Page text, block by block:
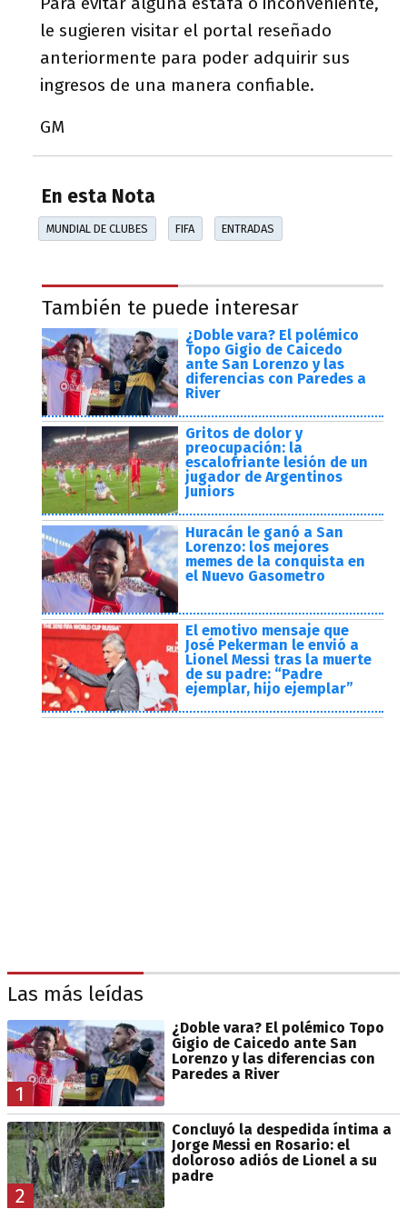
le sugieren visitar el portal reseñado
anteriormente para poder adquirir sus
ingresos de una manera confiable.
GM
En esta Nota
MUNDIAL DE CLUBES FIFA ENTRADAS
También te puede interesar
¿Doble vara? El polémico
Topo Gigio de Caicedo
ante San Lorenzo y las
diferencias con Paredes a
River
Gritos de dolor y
preocupación: la
escalofriante lesión de un
jugador de Argentinos
Juniors
Huracán le ganó a San
Lorenzo: los mejores
memes de la conquista en
el Nuevo Gasometro
El emotivo mensaje que
José Pekerman le envió a
Lionel Messi tras la muerte
de su padre: “Padre
ejemplar, hijo ejemplar”
Las más leídas
1
¿Doble vara? El polémico Topo
Gigio de Caicedo ante San
Lorenzo y las diferencias con
Paredes a River
2
Concluyó la despedida íntima a
Jorge Messi en Rosario: el
doloroso adiós de Lionel a su
padre